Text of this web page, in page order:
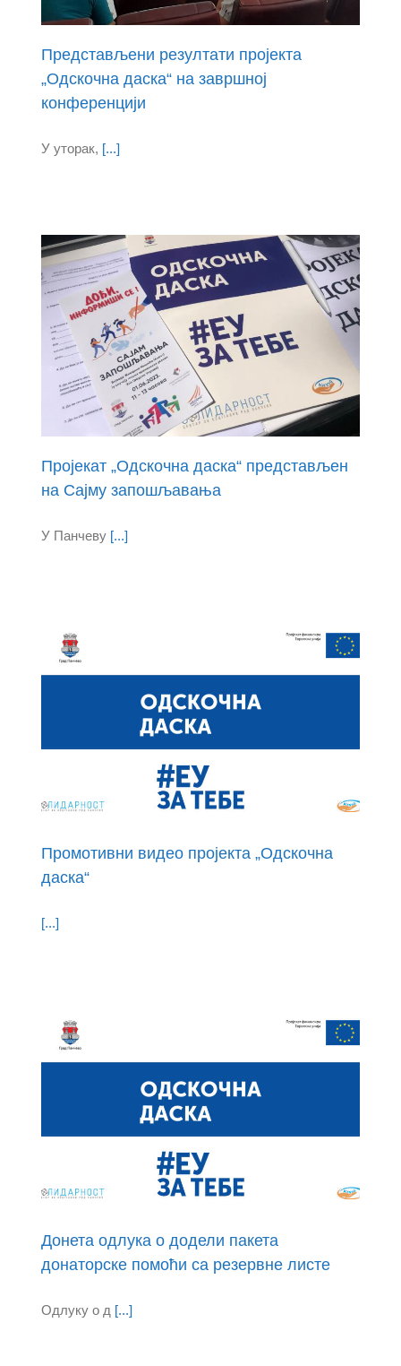
Представљени резултати пројекта
„Одскочна даска“ на завршној
конференцији
У уторак, [...]
Пројекат „Одскочна даска“ представљен
на Сајму запошљавања
У Панчеву [...]
Промотивни видео пројекта „Одскочна
даска“
[...]
Донета одлука о додели пакета
донаторске помоћи са резервне листе
Одлуку о д [...]